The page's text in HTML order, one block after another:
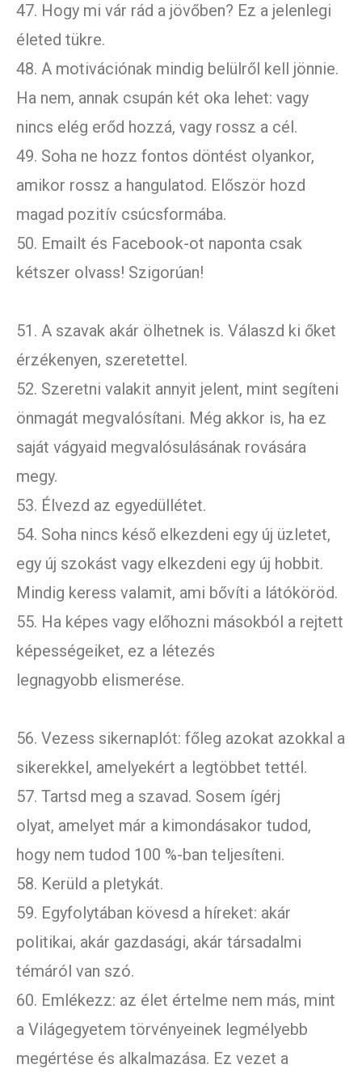
47. Hogy mi vár rád a jövőben? Ez a jelenlegi
életed tükre.
48. A motivációnak mindig belülről kell jönnie.
Ha nem, annak csupán két oka lehet: vagy
nincs elég erőd hozzá, vagy rossz a cél.
49. Soha ne hozz fontos döntést olyankor,
amikor rossz a hangulatod. Először hozd
magad pozitív csúcsformába.
50. Emailt és Facebook-ot naponta csak
kétszer olvass! Szigorúan!
51. A szavak akár ölhetnek is. Válaszd ki őket
érzékenyen, szeretettel.
52. Szeretni valakit annyit jelent, mint segíteni
önmagát megvalósítani. Még akkor is, ha ez
saját vágyaid megvalósulásának rovására
megy.
53. Élvezd az egyedüllétet.
54. Soha nincs késő elkezdeni egy új üzletet,
egy új szokást vagy elkezdeni egy új hobbit.
Mindig keress valamit, ami bővíti a látóköröd.
55. Ha képes vagy előhozni másokból a rejtett
képességeiket, ez a létezés
legnagyobb elismerése.
56. Vezess sikernaplót: főleg azokat azokkal a
sikerekkel, amelyekért a legtöbbet tettél.
57. Tartsd meg a szavad. Sosem ígérj
olyat, amelyet már a kimondásakor tudod,
hogy nem tudod 100 %-ban teljesíteni.
58. Kerüld a pletykát.
59. Egyfolytában kövesd a híreket: akár
politikai, akár gazdasági, akár társadalmi
témáról van szó.
60. Emlékezz: az élet értelme nem más, mint
a Világegyetem törvényeinek legmélyebb
megértése és alkalmazása. Ez vezet a